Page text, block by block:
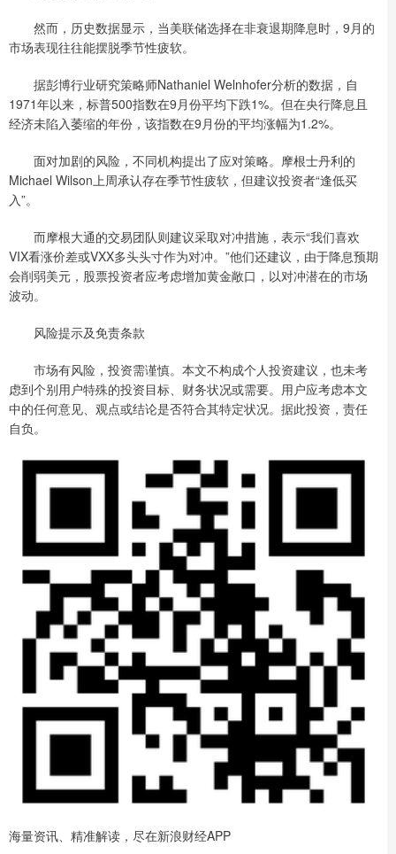
然而，历史数据显示，当美联储选择在非衰退期降息时，9月的
市场表现往往能摆脱季节性疲软。
据彭博行业研究策略师Nathaniel Welnhofer分析的数据，自
1971年以来，标普500指数在9月份平均下跌1%。但在央行降息且
经济未陷入萎缩的年份，该指数在9月份的平均涨幅为1.2%。
面对加剧的风险，不同机构提出了应对策略。摩根士丹利的
Michael Wilson上周承认存在季节性疲软，但建议投资者“逢低买
入”。
而摩根大通的交易团队则建议采取对冲措施，表示“我们喜欢
VIX看涨价差或VXX多头头寸作为对冲。”他们还建议，由于降息预期
会削弱美元，股票投资者应考虑增加黄金敞口，以对冲潜在的市场
波动。
风险提示及免责条款
市场有风险，投资需谨慎。本文不构成个人投资建议，也未考
虑到个别用户特殊的投资目标、财务状况或需要。用户应考虑本文
中的任何意见、观点或结论是否符合其特定状况。据此投资，责任
自负。
海量资讯、精准解读，尽在新浪财经APP